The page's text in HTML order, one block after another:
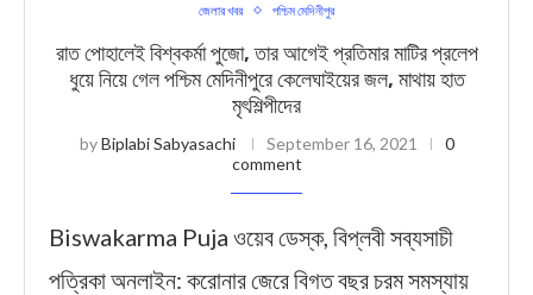
জেলার খবর পশ্চিম মেদিনীপুর
রাত পোহালেই বিশ্বকর্মা পুজো, তার আগেই প্রতিমার মাটির প্রলেপ
ধুয়ে নিয়ে গেল পশ্চিম মেদিনীপুরে কেলেঘাইয়ের জল, মাথায় হাত
মৃৎশিল্পীদের
byBiplabi Sabyasachi September 16, 2021
0
comment
Biswakarma Puja ওয়েব ডেস্ক, বিপ্লবী সব্যসাচী
পত্রিকা অনলাইন: করোনার জেরে বিগত বছর চরম সমস্যায়